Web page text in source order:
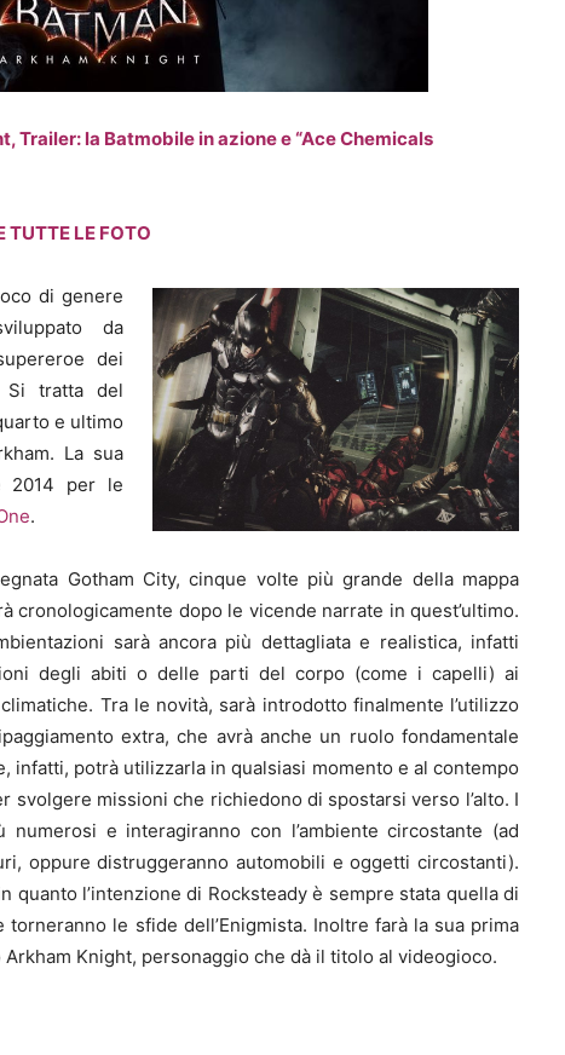
Trailer: la Batmobile in azione e “Ace Chemicals
TUTTE LE FOTO
di genere
da
dei
Si tratta del
e ultimo
La sua
2014 per le
.
Gotham City, cinque volte più grande della mappa
cronologicamente dopo le vicende narrate in quest’ultimo.
sarà ancora più dettagliata e realistica, infatti
degli abiti o delle parti del corpo (come i capelli) ai
Tra le novità, sarà introdotto finalmente l’utilizzo
extra, che avrà anche un ruolo fondamentale
infatti, potrà utilizzarla in qualsiasi momento e al contempo
svolgere missioni che richiedono di spostarsi verso l’alto. I
e interagiranno con l’ambiente circostante (ad
oppure distruggeranno automobili e oggetti circostanti).
quanto l’intenzione di Rocksteady è sempre stata quella di
le sfide dell’Enigmista. Inoltre farà la sua prima
Knight, personaggio che dà il titolo al videogioco.